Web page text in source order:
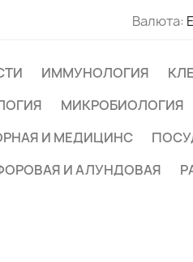
Валюта:
ИММУНОЛОГИЯ
МИКРОБИОЛОГИЯ
И МЕДИЦИНС
И АЛУНДОВАЯ